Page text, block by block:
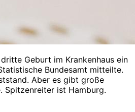
Geburt im Krankenhaus ein
Bundesamt mitteilte.
Aber es gibt große
Spitzenreiter ist Hamburg.